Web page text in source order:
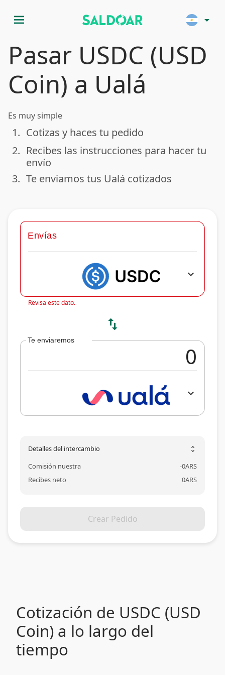
menu arrow_drop_down
Pasar USDC (USD
Coin) a Ualá
Es muy simple
done
1. Cotizas y haces tu pedido
done
2. Recibes las instrucciones para hacer tu
envío
done
3. Te enviamos tus Ualá cotizados
Envías
expand_more
Revisa este dato.
swap_vert
Te enviaremos
expand_more
Detalles del intercambio unfold_more
Comisión nuestra -0ARS
Recibes neto
0ARS
Crear Pedido
Cotización de USDC (USD
Coin) a lo largo del
tiempo